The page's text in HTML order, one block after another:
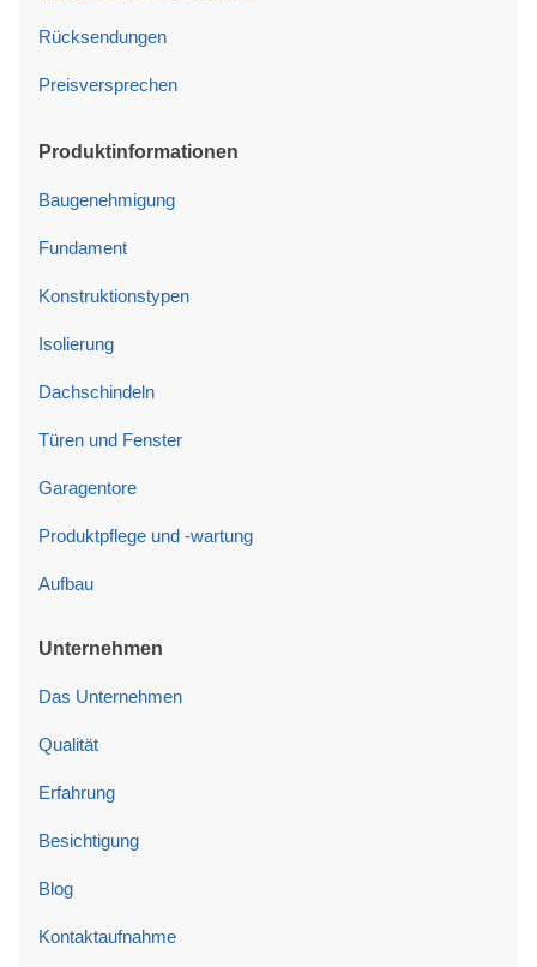
Rücksendungen
Preisversprechen
Produktinformationen
Baugenehmigung
Fundament
Konstruktionstypen
Isolierung
Dachschindeln
Türen und Fenster
Garagentore
Produktpflege und -wartung
Aufbau
Unternehmen
Das Unternehmen
Qualität
Erfahrung
Besichtigung
Blog
Kontaktaufnahme